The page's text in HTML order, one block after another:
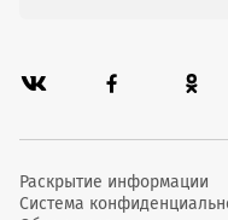
Раскрытие информации
Система